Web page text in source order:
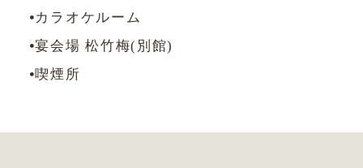
カラオケルーム
宴会場 松竹梅(別館)
喫煙所
シングルルーム
和洋室
和室